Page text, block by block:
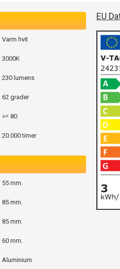
Varm hvit
3000K
230 lumens
62 grader
>= 80
20.000 timer
55 mm.
85 mm.
85 mm.
60 mm.
Aluminium
EU